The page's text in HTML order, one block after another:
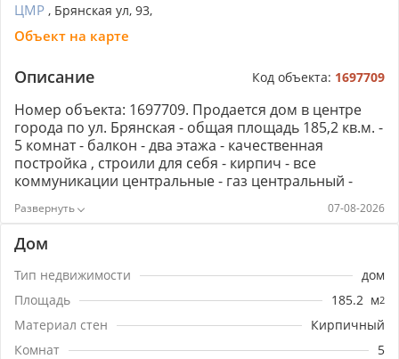
ЦМР , Брянская ул, 93,
Объект на карте
Описание Код объекта: 1697709
Номер объекта: 1697709. Продается дом в центре
города по ул. Брянская - общая площадь 185,2 кв.м. -
5 комнат - балкон - два этажа - качественная
постройка , строили для себя - кирпич - все
коммуникации центральные - газ центральный -
дворе ( на 4 машины ) - гараж с ямой - отопление
электро и газовый котел Прекрасно развита
инфраструктура , рядом школы , гимназия , детские
сады, магазины , остановки . Звони !!! Записывайся
на просмотр !!!
07-08-2026
Дом
Тип недвижимости
дом
Площадь
185.2 м2
Материал стен
Кирпичный
Комнат
5